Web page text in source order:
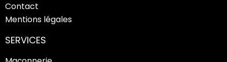
Contact
Mentions légales
SERVICES